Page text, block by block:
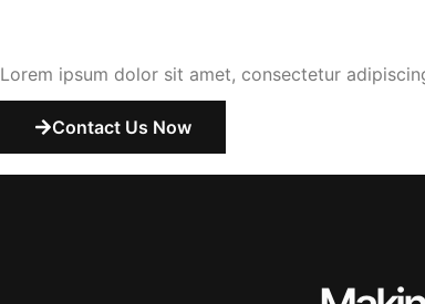
Lorem ipsum dolor sit amet, consectetur
Contact Us Now